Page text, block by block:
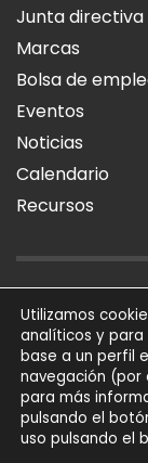
Junta directiva
Marcas
Bolsa de
Eventos
Noticias
Calendario
Recursos
AVISO LEGAL
SÍGUENOS
Utilizamos
analíticos y
base a un perfil
navegación (por
para más
pulsando el
uso pulsando el